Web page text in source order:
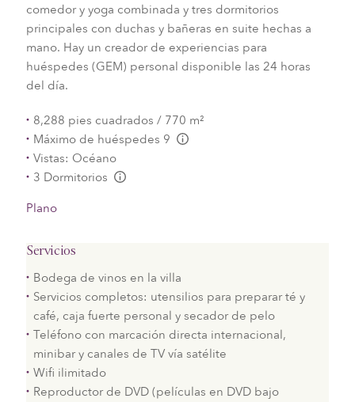
comedor y yoga combinada y tres dormitorios
principales con duchas y bañeras en suite hechas a
mano. Hay un creador de experiencias para
huéspedes (GEM) personal disponible las 24 horas
del día.
8,288 pies cuadrados / 770 m²
Máximo de huéspedes 9
Vistas: Océano
3 Dormitorios
Plano
Servicios
Bodega de vinos en la villa
Servicios completos: utensilios para preparar té y
café, caja fuerte personal y secador de pelo
Teléfono con marcación directa internacional,
minibar y canales de TV vía satélite
Wifi ilimitado
Reproductor de DVD (películas en DVD bajo